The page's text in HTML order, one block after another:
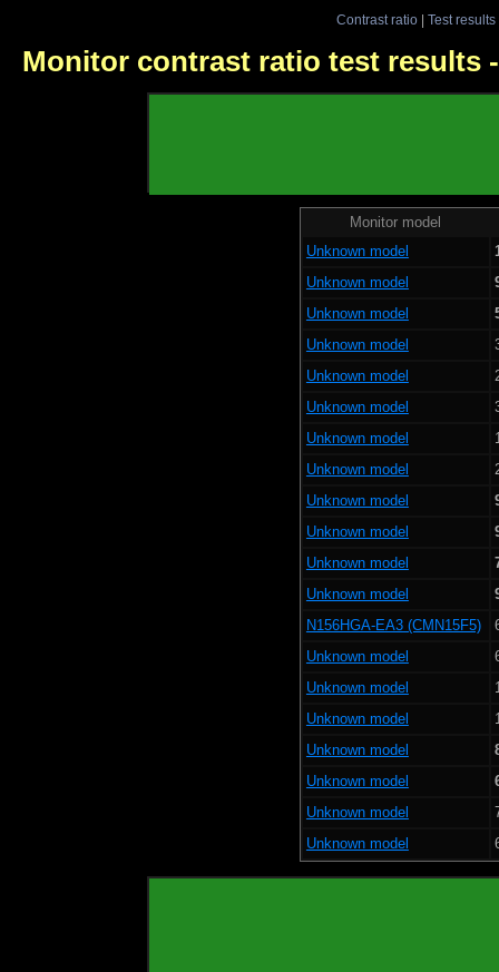
Contrast ratio| Test results
Monitor contrast ratio test results
Monitor model
Unknown model
Unknown model
Unknown model
Unknown model
Unknown model
Unknown model
Unknown model
Unknown model
Unknown model
Unknown model
Unknown model
Unknown model
N156HGA-EA3 (CMN15F5)
Unknown model
Unknown model
Unknown model
Unknown model
Unknown model
Unknown model
Unknown model